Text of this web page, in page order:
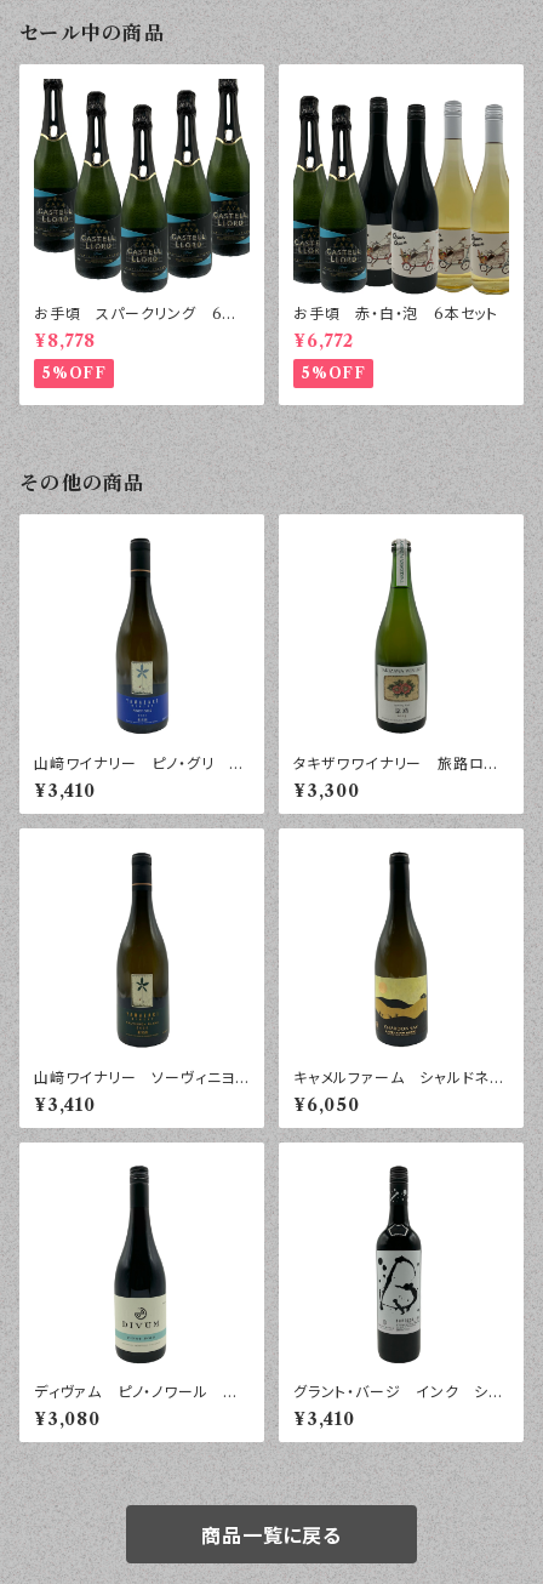
セール中の商品
お手頃 スパークリング 6本
セット
¥8,778
5%OFF
お手頃 赤・白・泡 6本セット
¥6,772
5%OFF
その他の商品
山﨑ワイナリー ピノ・グリ ２
０２５年 ７５０ｍｌ
¥3,410
タキザワワイナリー 旅路ロ
ゼ スパークリング ２０２４
年 ７５０ｍｌ
¥3,300
山﨑ワイナリー ソーヴィニヨ
ン・ブラン ２０２５年 ７５０ｍ
ｌ
¥3,410
キャメルファーム シャルドネ
２０２４年 ７５０ｍｌ
¥6,050
ディヴァム ピノ・ノワール モ
ントレー ２０２２年 ７５０ｍｌ
¥3,080
グラント・バージ インク シラ
ーズ バロッサ・ヴァレー ２０
２５年 ７５０ｍｌ
¥3,410
商品一覧に戻る